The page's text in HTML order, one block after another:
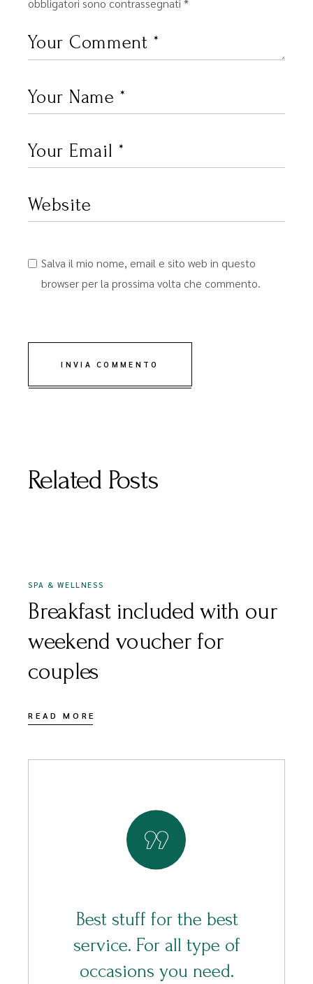
obbligatori sono contrassegnati*
Salva il mio nome, email e sito web in questo
browser per la prossima volta che commento.
INVIA COMMENTO
Related Posts
SPA & WELLNESS
Breakfast included with our
weekend voucher for
couples
READ MORE
Best stuff for the best
service. For all type of
occasions you need.